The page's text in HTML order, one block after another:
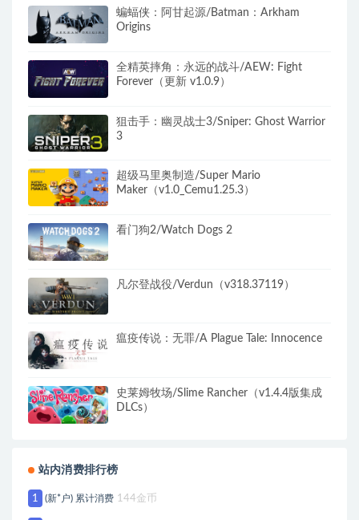
蝙蝠侠：阿甘起源/Batman：Arkham
Origins
全精英摔角：永远的战斗/AEW: Fight
Forever（更新 v1.0.9）
狙击手：幽灵战士3/Sniper: Ghost Warrior
3
超级马里奥制造/Super Mario
Maker（v1.0_Cemu1.25.3）
看门狗2/Watch Dogs 2
凡尔登战役/Verdun（v318.37119）
瘟疫传说：无罪/A Plague Tale: Innocence
史莱姆牧场/Slime Rancher（v1.4.4版集成
DLCs）
站内消费排行榜
1 (新*户) 累计消费 144金币